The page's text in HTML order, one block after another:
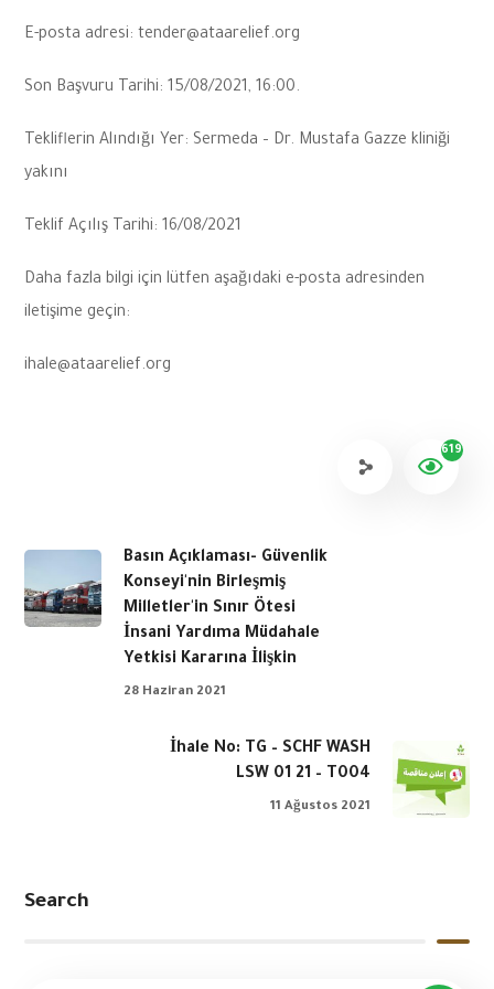
E-posta adresi:tender@ataarelief.org
Son Başvuru Tarihi: 15/08/2021, 16:00.
Tekliflerin Alındığı Yer: Sermeda – Dr. Mustafa Gazze kliniği
yakını
Teklif Açılış Tarihi: 16/08/2021
Daha fazla bilgi için lütfen aşağıdaki e-posta adresinden
iletişime geçin:
ihale@ataarelief.org
619
Basın Açıklaması- Güvenlik
Konseyi'nin Birleşmiş
Milletler'in Sınır Ötesi
İnsani Yardıma Müdahale
Yetkisi Kararına İlişkin
28 Haziran 2021
İhale No: TG – SCHF WASH
LSW 01 21 – T004
11 Ağustos 2021
Search